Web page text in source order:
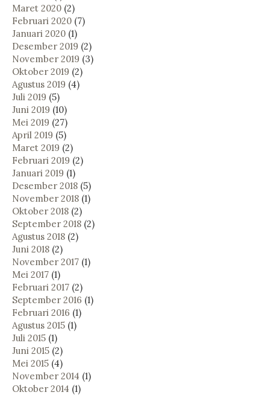
Maret 2020 (2)
Februari 2020 (7)
Januari 2020 (1)
Desember 2019 (2)
November 2019 (3)
Oktober 2019 (2)
Agustus 2019 (4)
Juli 2019 (5)
Juni 2019 (10)
Mei 2019 (27)
April 2019 (5)
Maret 2019 (2)
Februari 2019 (2)
Januari 2019 (1)
Desember 2018 (5)
November 2018 (1)
Oktober 2018 (2)
September 2018 (2)
Agustus 2018 (2)
Juni 2018 (2)
November 2017 (1)
Mei 2017 (1)
Februari 2017 (2)
September 2016 (1)
Februari 2016 (1)
Agustus 2015 (1)
Juli 2015 (1)
Juni 2015 (2)
Mei 2015 (4)
November 2014 (1)
Oktober 2014 (1)